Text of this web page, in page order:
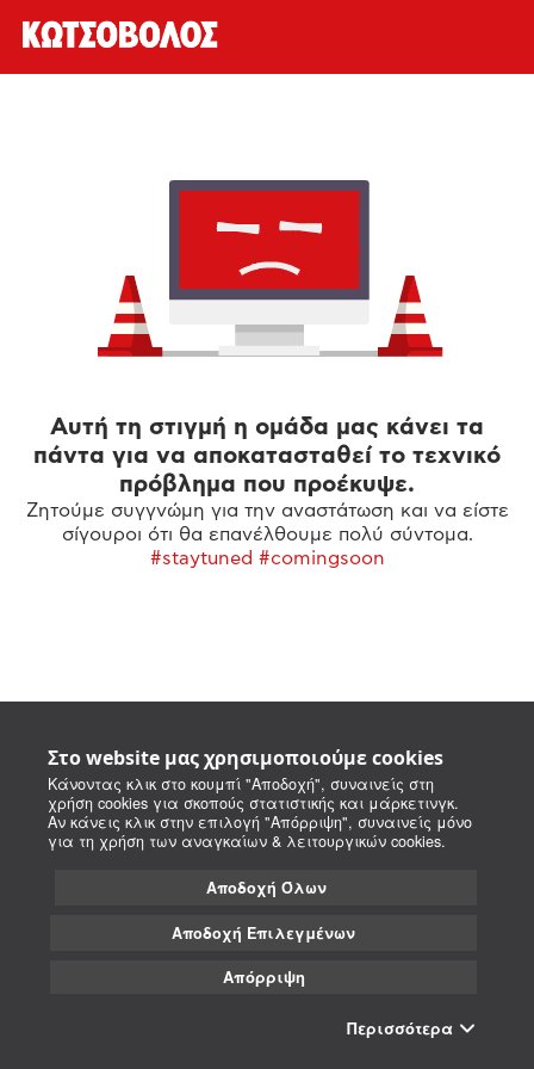
Στο website μας χρησιμοποιούμε cookies
Κάνοντας κλικ στο κουμπί "Αποδοχή", συναινείς στη
χρήση cookies για σκοπούς στατιστικής και μάρκετινγκ.
Αν κάνεις κλικ στην επιλογή "Απόρριψη", συναινείς μόνο
για τη χρήση των αναγκαίων & λειτουργικών cookies.
Αποδοχή Όλων
Αποδοχή Επιλεγμένων
Απόρριψη
Περισσότερα
Αυτή τη στιγμή η ομάδα μας κάνει τα
πάντα για να αποκατασταθεί το τεχνικό
πρόβλημα που προέκυψε.
Ζητούμε συγγνώμη για την αναστάτωση και να είστε
σίγουροι ότι θα επανέλθουμε πολύ σύντομα.
#staytuned #comingsoon